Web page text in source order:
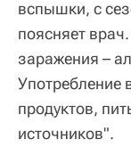
вспышки, с
поясняет
заражения –
Употребление
продуктов,
источников".